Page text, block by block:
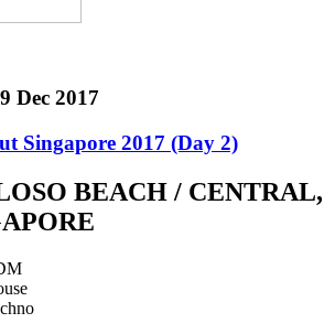
Dec 2017
Singapore 2017 (Day 2)
BEACH / CENTRAL,